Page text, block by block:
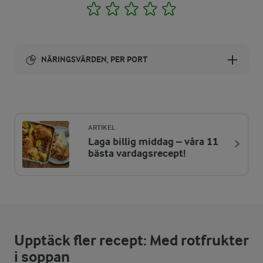
1 2 3 4
NÄRINGSVÄRDEN, PER PORT
ENERGIDISTRIBUTION %
NÄRINGSVÄRDEN PER PORT
Fett:
57,5 %
22,9 g
ARTIKEL
Laga billig middag – våra 11
bästa vardagsrecept!
Upptäck fler recept: Med rotfrukter
i soppan